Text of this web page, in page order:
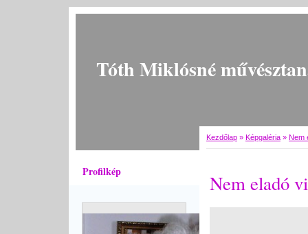
Tóth Miklósné
Profilkép
Kezdőlap » Képgaléria » Nem
Nem eladó